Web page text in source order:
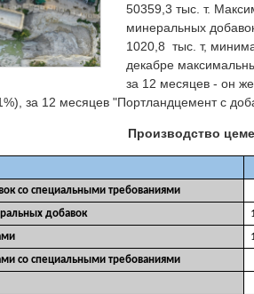
50359,3 тыс. т.
минеральных
1020,8 тыс. т,
декабре
за 12 месяцев - он
за 12 месяцев "Портландцемент с
Производство
со специальными требованиями
добавок
со специальными требованиями